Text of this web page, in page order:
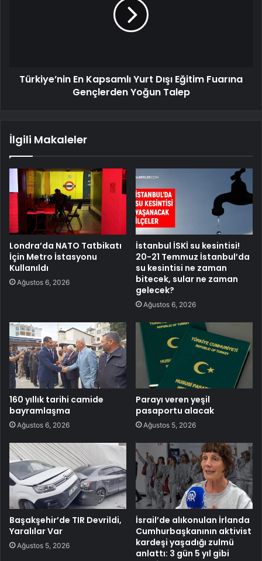
Türkiye’nin En Kapsamlı Yurt Dışı Eğitim Fuarına
Gençlerden Yoğun Talep
İlgili Makaleler
Londra’da NATO Tatbikatı
İçin Metro İstasyonu
Kullanıldı
Ağustos 6, 2026
İstanbul İSKİ su kesintisi!
20-21 Temmuz İstanbul’da
su kesintisi ne zaman
bitecek, sular ne zaman
gelecek?
Ağustos 6, 2026
160 yıllık tarihi camide
bayramlaşma
Ağustos 6, 2026
Parayı veren yeşil
pasaportu alacak
Ağustos 5, 2026
Başakşehir’de TIR Devrildi,
Yaralılar Var
Ağustos 5, 2026
İsrail’de alıkonulan İrlanda
Cumhurbaşkanının aktivist
kardeşi yaşadığı zulmü
anlattı: 3 gün 5 yıl gibi